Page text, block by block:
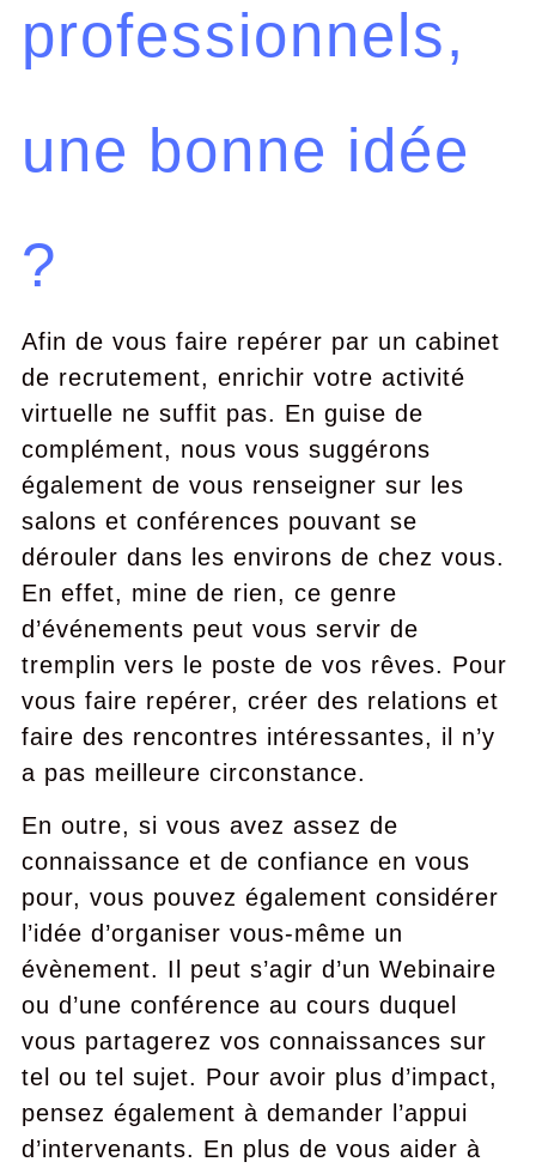
professionnels,
une bonne idée
?
Afin de vous faire repérer par un cabinet
de recrutement, enrichir votre activité
virtuelle ne suffit pas. En guise de
complément, nous vous suggérons
également de vous renseigner sur les
salons et conférences pouvant se
dérouler dans les environs de chez vous.
En effet, mine de rien, ce genre
d’événements peut vous servir de
tremplin vers le poste de vos rêves. Pour
vous faire repérer, créer des relations et
faire des rencontres intéressantes, il n’y
a pas meilleure circonstance.
En outre, si vous avez assez de
connaissance et de confiance en vous
pour, vous pouvez également considérer
l’idée d’organiser vous-même un
évènement. Il peut s’agir d’un Webinaire
ou d’une conférence au cours duquel
vous partagerez vos connaissances sur
tel ou tel sujet. Pour avoir plus d’impact,
pensez également à demander l’appui
d’intervenants. En plus de vous aider à